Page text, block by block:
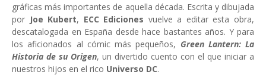
gráficas más importantes de aquella década. Escrita y dibujada
por Joe Kubert, ECC Ediciones vuelve a editar esta obra,
descatalogada en España desde hace bastantes años. Y para
los aficionados al cómic más pequeños, Green Lantern: La
Historia de su Origen, un divertido cuento con el que iniciar a
nuestros hijos en el rico Universo DC.